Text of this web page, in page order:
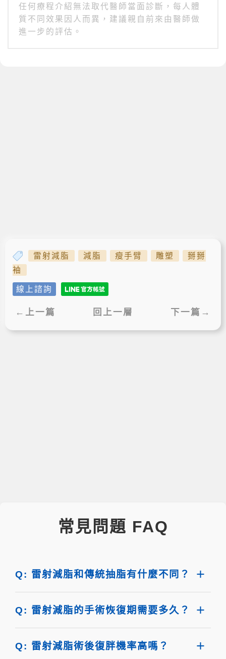
任何療程介紹無法取代醫師當面診斷，每人體
質不同效果因人而異，建議親自前來由醫師做
進一步的評估。
雷射減脂 減脂 瘦手臂 雕塑
掰掰
袖
線上諮詢
←上一篇 回上一層 下一篇→
常見問題 FAQ
Q: 雷射減脂和傳統抽脂有什麼不同？
Q: 雷射減脂的手術恢復期需要多久？
Q: 雷射減脂術後復胖機率高嗎？